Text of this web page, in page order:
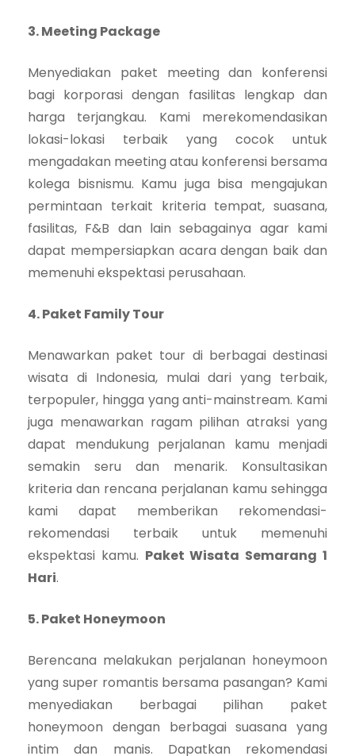
3. Meeting Package
Menyediakan paket meeting dan konferensi
bagi korporasi dengan fasilitas lengkap dan
harga terjangkau. Kami merekomendasikan
lokasi-lokasi terbaik yang cocok untuk
mengadakan meeting atau konferensi bersama
kolega bisnismu. Kamu juga bisa mengajukan
permintaan terkait kriteria tempat, suasana,
fasilitas, F&B dan lain sebagainya agar kami
dapat mempersiapkan acara dengan baik dan
memenuhi ekspektasi perusahaan.
4. Paket Family Tour
Menawarkan paket tour di berbagai destinasi
wisata di Indonesia, mulai dari yang terbaik,
terpopuler, hingga yang anti-mainstream. Kami
juga menawarkan ragam pilihan atraksi yang
dapat mendukung perjalanan kamu menjadi
semakin seru dan menarik. Konsultasikan
kriteria dan rencana perjalanan kamu sehingga
kami dapat memberikan rekomendasi-
rekomendasi terbaik untuk memenuhi
ekspektasi kamu. Paket Wisata Semarang 1
Hari.
5. Paket Honeymoon
Berencana melakukan perjalanan honeymoon
yang super romantis bersama pasangan? Kami
menyediakan berbagai pilihan paket
honeymoon dengan berbagai suasana yang
intim dan manis. Dapatkan rekomendasi